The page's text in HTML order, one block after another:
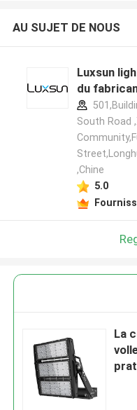
AU SUJET DE NOUS
Luxsun
du
South Road
,Chine
5.0
La